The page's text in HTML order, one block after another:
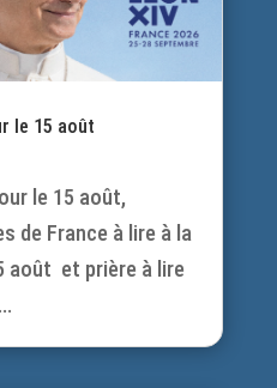
le 15 août
le 15 août,
de France à lire à la
août et prière à lire